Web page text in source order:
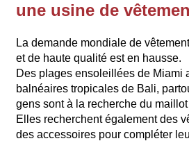
une usine de
La demande mondiale de
et de haute qualité est en hausse.
Des plages ensoleillées de Miami
balnéaires tropicales de Bali,
gens sont à la recherche du
Elles recherchent également des
des accessoires pour compléter